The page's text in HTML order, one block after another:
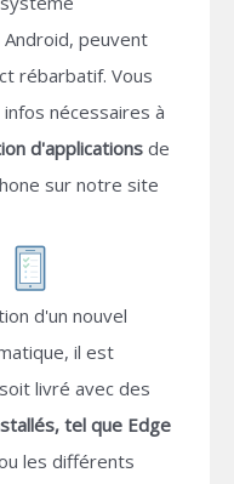
Android, peuvent
rébarbatif. Vous
nécessaires à
d'applications de
sur notre site
d'un nouvel
il est
livré avec des
tel que Edge
les différents